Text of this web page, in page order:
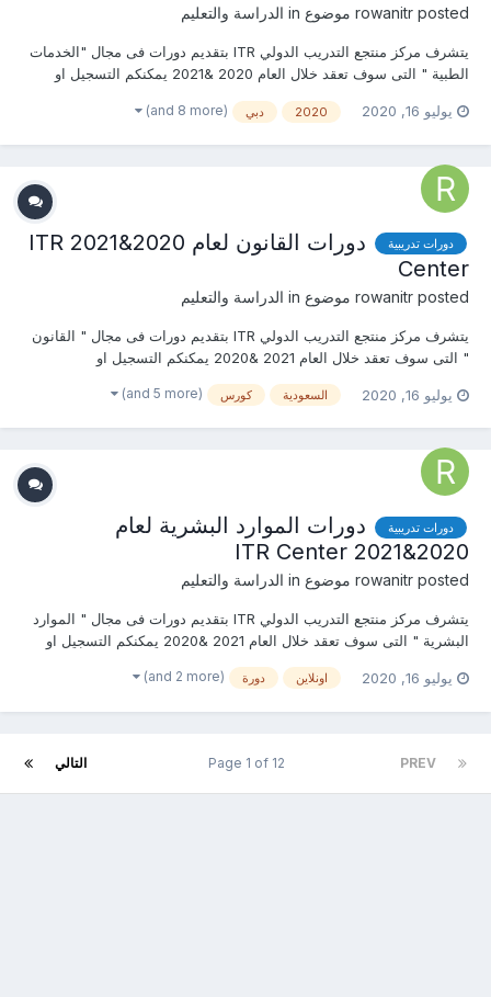
rowanitr posted موضوع in الدراسة والتعليم
يتشرف مركز منتجع التدريب الدولي ITR بتقديم دورات فى مجال "الخدمات
الطبية " التى سوف تعقد خلال العام 2020 &2021 يمكنكم التسجيل او
المحتوي العلمى ) يرجى الاتصال بـ الاستاذة : روان عمرو mob & wha...
يوليو 16, 2020 2020 دبي (and 8 more)
دورات تدريبية
دورات القانون لعام 2020&2021 ITR
Center
rowanitr posted موضوع in الدراسة والتعليم
يتشرف مركز منتجع التدريب الدولي ITR بتقديم دورات فى مجال " القانون
" التى سوف تعقد خلال العام 2021 &2020 يمكنكم التسجيل او
المحتوي العلمى ) يرجى الاتصال بـ الاستاذ : روان عمرو mob & what’s
يوليو 16, 2020 السعودية كورس (and 5 more)
دورات تدريبية
دورات الموارد البشرية لعام
2020&2021 ITR Center
rowanitr posted موضوع in الدراسة والتعليم
يتشرف مركز منتجع التدريب الدولي ITR بتقديم دورات فى مجال " الموارد
البشرية " التى سوف تعقد خلال العام 2021 &2020 يمكنكم التسجيل او
المحتوي العلمى ) يرجى الاتصال بـ الاستاذة :روان عمرو mob & what’...
يوليو 16, 2020 اونلاين دورة (and 2 more)
PREV التالي Page 1 of 12